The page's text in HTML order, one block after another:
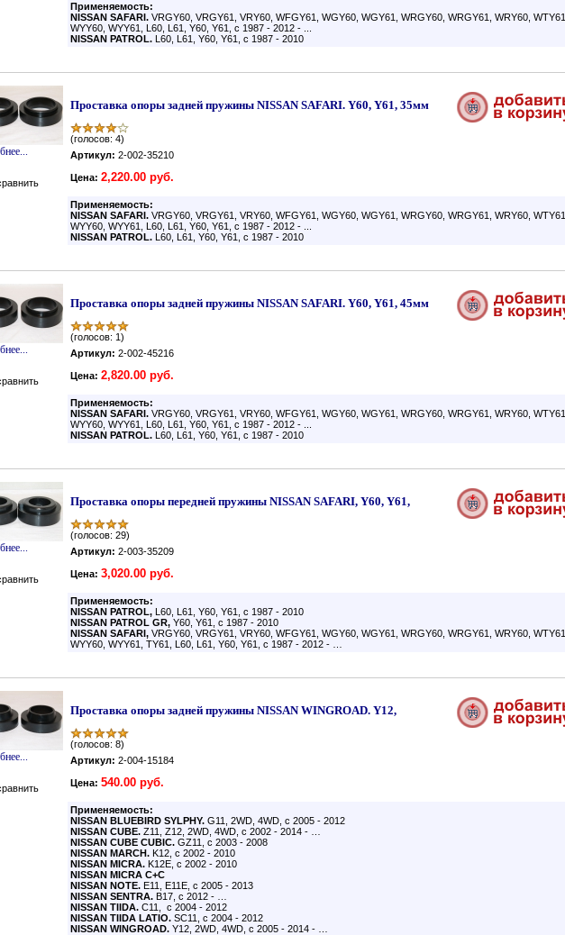
Применяемость:
NISSAN SAFARI. VRGY60, VRGY61, VRY60, WFGY61, WGY60, WGY61, WRGY60, WRGY61, WRY60, WTY61,
WYY60, WYY61, L60, L61, Y60, Y61, с 1987 - 2012 - ...
NISSAN PATROL. L60, L61, Y60, Y61, с 1987 - 2010
Проставка опоры задней пружины NISSAN SAFARI. Y60, Y61, 35мм
(голосов: 4)
Артикул: 2-002-35210
Цена: 2,220.00 руб.
Применяемость:
NISSAN SAFARI. VRGY60, VRGY61, VRY60, WFGY61, WGY60, WGY61, WRGY60, WRGY61, WRY60, WTY61,
WYY60, WYY61, L60, L61, Y60, Y61, с 1987 - 2012 - ...
NISSAN PATROL. L60, L61, Y60, Y61, с 1987 - 2010
Проставка опоры задней пружины NISSAN SAFARI. Y60, Y61, 45мм
(голосов: 1)
Артикул: 2-002-45216
Цена: 2,820.00 руб.
Применяемость:
NISSAN SAFARI. VRGY60, VRGY61, VRY60, WFGY61, WGY60, WGY61, WRGY60, WRGY61, WRY60, WTY61,
WYY60, WYY61, L60, L61, Y60, Y61, с 1987 - 2012 - ...
NISSAN PATROL. L60, L61, Y60, Y61, с 1987 - 2010
Проставка опоры передней пружины NISSAN SAFARI, Y60, Y61,
(голосов: 29)
Артикул: 2-003-35209
Цена: 3,020.00 руб.
Применяемость:
NISSAN PATROL, L60, L61, Y60, Y61, с 1987 - 2010
NISSAN PATROL GR, Y60, Y61, с 1987 - 2010
NISSAN SAFARI, VRGY60, VRGY61, VRY60, WFGY61, WGY60, WGY61, WRGY60, WRGY61, WRY60, WTY61,
WYY60, WYY61, TY61, L60, L61, Y60, Y61, с 1987 - 2012 - …
Проставка опоры задней пружины NISSAN WINGROAD. Y12,
(голосов: 8)
Артикул: 2-004-15184
Цена: 540.00 руб.
Применяемость:
NISSAN BLUEBIRD SYLPHY. G11, 2WD, 4WD, с 2005 - 2012
NISSAN CUBE. Z11, Z12, 2WD, 4WD, с 2002 - 2014 - …
NISSAN CUBE CUBIC. GZ11, с 2003 - 2008
NISSAN MARCH. K12, с 2002 - 2010
NISSAN MICRA. K12E, с 2002 - 2010
NISSAN MICRA C+C
NISSAN NOTE. E11, E11E, с 2005 - 2013
NISSAN SENTRA. B17, с 2012 - …
NISSAN TIIDA. C11, с 2004 - 2012
NISSAN TIIDA LATIO. SC11, с 2004 - 2012
NISSAN WINGROAD. Y12, 2WD, 4WD, с 2005 - 2014 - …